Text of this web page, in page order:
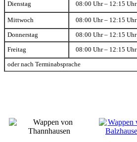
Dienstag 08:00 Uhr – 12:15 Uhr
Mittwoch 08:00 Uhr – 12:15 Uhr
Donnerstag 08:00 Uhr – 12:15 Uhr
Freitag 08:00 Uhr – 12:15 Uhr
oder nach Terminabsprache